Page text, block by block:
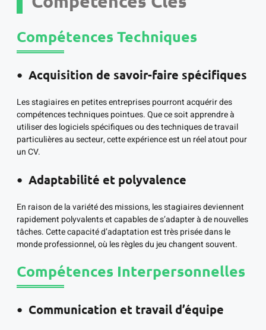
Compétences Techniques
Acquisition de savoir-faire spécifiques
Les stagiaires en petites entreprises pourront acquérir des
compétences techniques pointues. Que ce soit apprendre à
utiliser des logiciels spécifiques ou des techniques de travail
particulières au secteur, cette expérience est un réel atout pour
un CV.
Adaptabilité et polyvalence
En raison de la variété des missions, les stagiaires deviennent
rapidement polyvalents et capables de s’adapter à de nouvelles
tâches. Cette capacité d’adaptation est très prisée dans le
monde professionnel, où les règles du jeu changent souvent.
Compétences Interpersonnelles
Communication et travail d’équipe